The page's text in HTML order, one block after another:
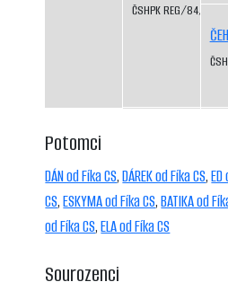
ČSHPK REG/84/84
Potomci
DÁN od Fíka CS,DÁREK od Fíka CS,
CS,ESKYMA od Fíka CS,BATIKA od
od Fíka CS,ELA od Fíka CS
Sourozenci